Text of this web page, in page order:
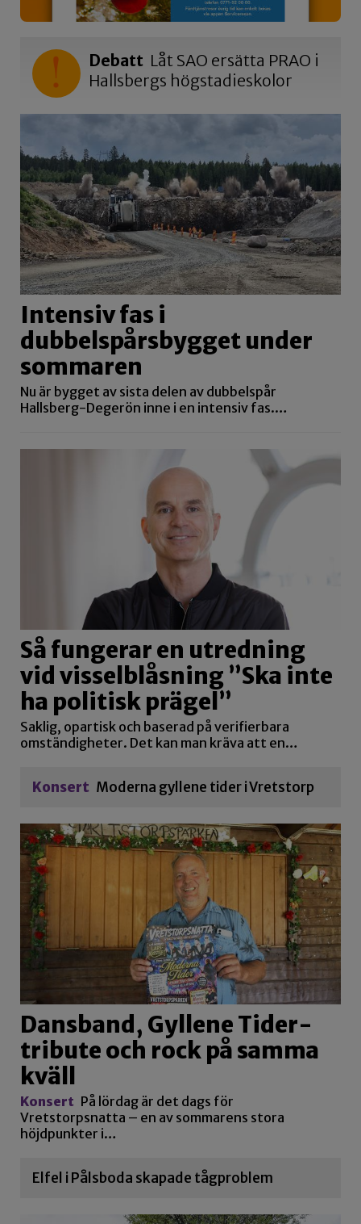
Debatt Låt SAO ersätta PRAO i
Hallsbergs högstadieskolor
Intensiv fas i
dubbelspårsbygget under
sommaren
Nu är bygget av sista delen av dubbelspår
Hallsberg-Degerön inne i en intensiv fas.…
Så fungerar en utredning
vid visselblåsning ”Ska inte
ha politisk prägel”
Saklig, opartisk och baserad på verifierbara
omständigheter. Det kan man kräva att en…
Konsert Moderna gyllene tider i Vretstorp
Dansband, Gyllene Tider-
tribute och rock på samma
kväll
Konsert På lördag är det dags för
Vretstorpsnatta – en av sommarens stora
höjdpunkter i…
Elfel i Pålsboda skapade tågproblem